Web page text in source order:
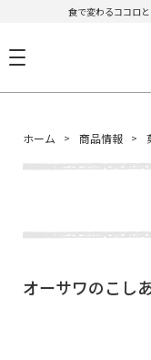
食で変わるココロ
ホーム 商品情報
オーサワのこし